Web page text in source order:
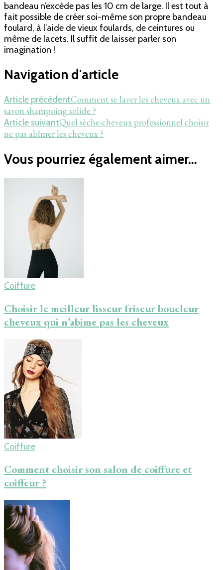
bandeau n’excède pas les 10 cm de large. Il est tout à
fait possible de créer soi-même son propre bandeau
foulard, à l’aide de vieux foulards, de ceintures ou
même de lacets. Il suffit de laisser parler son
imagination !
Navigation d'article
Article précédentComment se laver les cheveux avec un
savon shampoing solide ?
Article suivantQuel sèche-cheveux professionnel choisir
ne pas abîmer les cheveux ?
Vous pourriez également aimer...
Coiffure
Choisir le meilleur lisseur friseur boucleur
cheveux qui n’abime pas les cheveux
Coiffure
Comment choisir son salon de coiffure et
coiffeur ?